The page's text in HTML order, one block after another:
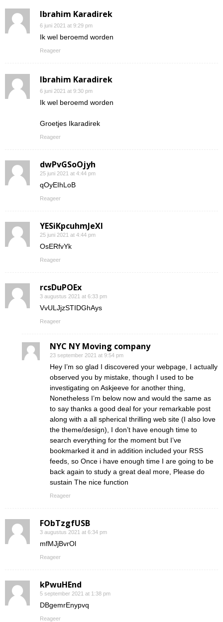
Ibrahim Karadirek
6 juni 2021 at 9:29 pm
Ik wel beroemd worden
Reageer
Ibrahim Karadirek
6 juni 2021 at 9:30 pm
Ik wel beroemd worden
Groetjes Ikaradirek
Reageer
dwPvGSoOjyh
25 juni 2021 at 4:44 pm
qOyEIhLoB
Reageer
YESiKpcuhmJeXI
25 juni 2021 at 4:44 pm
OsERfvYk
Reageer
rcsDuPOEx
3 augustus 2021 at 6:33 pm
VvULJjzSTIDGhAys
Reageer
NYC NY Moving company
23 september 2021 at 9:54 pm
Hey I’m so glad I discovered your webpage, I actually
observed you by mistake, though I used to be
investigating on Askjeeve for another thing,
Nonetheless I’m below now and would the same as
to say thanks a good deal for your remarkable post
along with a all spherical thrilling web site (I also love
the theme/design), I don’t have enough time to
search everything for the moment but I’ve
bookmarked it and in addition included your RSS
feeds, so Once i have enough time I are going to be
back again to study a great deal more, Please do
sustain The nice function
Reageer
FObTzgfUSB
3 augustus 2021 at 6:34 pm
mfMJjBvrOl
Reageer
kPwuHEnd
5 september 2021 at 1:38 pm
DBgemrEnypvq
Reageer